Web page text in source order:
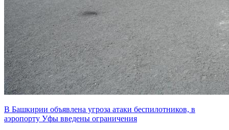
В Башкирии объявлена угроза атаки беспилотников, в
аэропорту Уфы введены ограничения